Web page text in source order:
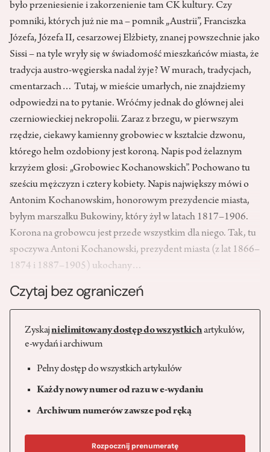
było przeniesienie i zakorzenienie tam CK kultury. Czy
pomniki, których już nie ma – pomnik „Austrii”, Franciszka
Józefa, Józefa II, cesarzowej Elżbiety, znanej powszechnie jako
Sissi – na tyle wryły się w świadomość mieszkańców miasta, że
tradycja austro-węgierska nadal żyje? W murach, tradycjach,
cmentarzach… Tutaj, w mieście umarłych, nie znajdziemy
odpowiedzi na to pytanie. Wróćmy jednak do głównej alei
czerniowieckiej nekropolii. Zaraz z brzegu, w pierwszym
rzędzie, ciekawy kamienny grobowiec w kształcie dzwonu,
którego hełm ozdobiony jest koroną. Napis pod żelaznym
krzyżem głosi: „Grobowiec Kochanowskich”. Pochowano tu
sześciu mężczyzn i cztery kobiety. Napis największy mówi o
Antonim Kochanowskim, honorowym prezydencie miasta,
byłym marszałku Bukowiny, który żył w latach 1817–1906.
Korona na grobowcu jest przede wszystkim dla niego. Tak, tu
spoczywa Antoni Kochanowski, prezydent miasta (z lat 1866–
1874 i 1887–1905) ukochany…
Czytaj bez ograniczeń
Zyskajnielimitowany dostęp do wszystkichartykułów,
e-wydań i archiwum
Pełny dostęp do wszystkich artykułów
Każdy nowy numer od razu w e-wydaniu
Archiwum numerów zawsze pod ręką
Rozpocznij prenumeratę